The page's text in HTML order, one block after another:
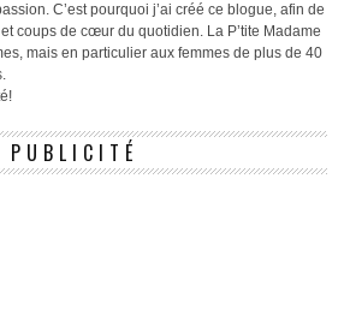
C’est pourquoi j’ai créé ce blogue, afin de
coups de cœur du quotidien. La P’tite Madame
mais en particulier aux femmes de plus de 40
PUBLICITÉ